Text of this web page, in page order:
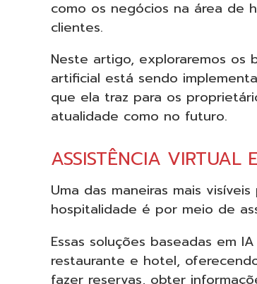
como os negócios na área de
clientes.
Neste artigo, exploraremos os
artificial está sendo
que ela traz para os
atualidade como no futuro.
ASSISTÊNCIA VIRTUAL
Uma das maneiras mais
hospitalidade é por meio de
Essas soluções baseadas em
restaurante e hotel,
fazer reservas, obter